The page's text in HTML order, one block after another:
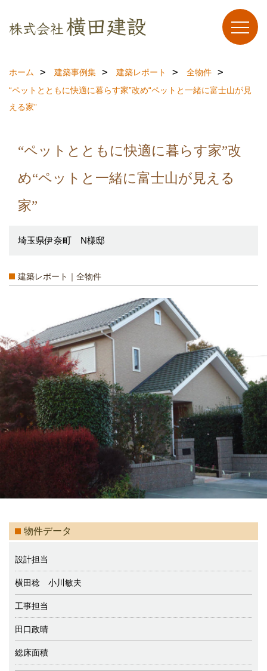
ホーム 建築事例集 建築レポート
全物件
“ペットとともに快適に暮らす家”改め“ペットと一緒に富士山が見
える家”
“ペットとともに快適に暮らす家”改
め“ペットと一緒に富士山が見える
家”
埼玉県伊奈町 N様邸
建築レポート｜全物件
物件データ
設計担当
横田稔 小川敏夫
工事担当
田口政晴
総床面積